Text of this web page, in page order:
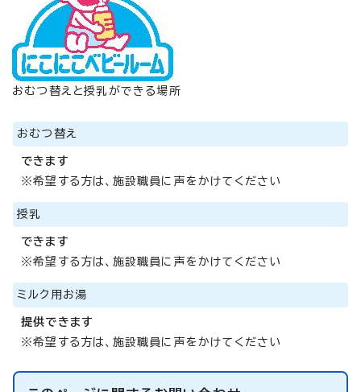
おむつ替えと授乳ができる場所
おむつ替え
できます
※希望する方は、施設職員に声をかけてください
授乳
できます
※希望する方は、施設職員に声をかけてください
ミルク用お湯
提供できます
※希望する方は、施設職員に声をかけてください